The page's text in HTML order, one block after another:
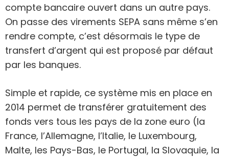
compte bancaire ouvert dans un autre pays.
On passe des virements SEPA sans même s’en
rendre compte, c’est désormais le type de
transfert d’argent qui est proposé par défaut
par les banques.
Simple et rapide, ce système mis en place en
2014 permet de transférer gratuitement des
fonds vers tous les pays de la zone euro (la
France, l’Allemagne, l’Italie, le Luxembourg,
Malte, les Pays-Bas, le Portugal, la Slovaquie, la